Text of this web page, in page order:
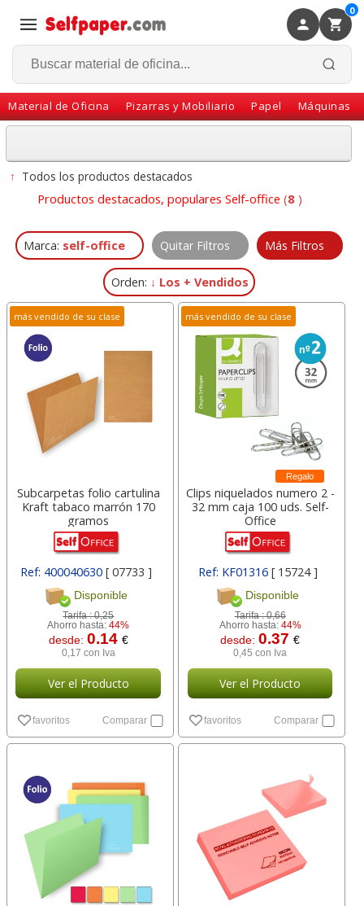
0
Material de Oficina Pizarras y Mobiliario Papel Máquinas
Volver
↑ Todos los productos destacados
Productos destacados, populares Self-office (8 )
Marca: self-office Quitar Filtros Más Filtros
Orden: ↓ Los + Vendidos
más vendido de su clase
Subcarpetas folio cartulina
Kraft tabaco marrón 170
gramos
Ref: 400040630[ 07733 ]
Disponible
Tarifa :0,25
Ahorro hasta:44%
desde: 0.14 €
0,17 con Iva
Ver el Producto
favoritos Comparar
más vendido de su clase
Regalo
Clips niquelados numero 2 -
32 mm caja 100 uds. Self-
Office
Ref: KF01316 [ 15724 ]
Disponible
Tarifa :0,66
Ahorro hasta: 44%
desde:0.37€
0,45 con Iva
Ver el Producto
favoritos Comparar